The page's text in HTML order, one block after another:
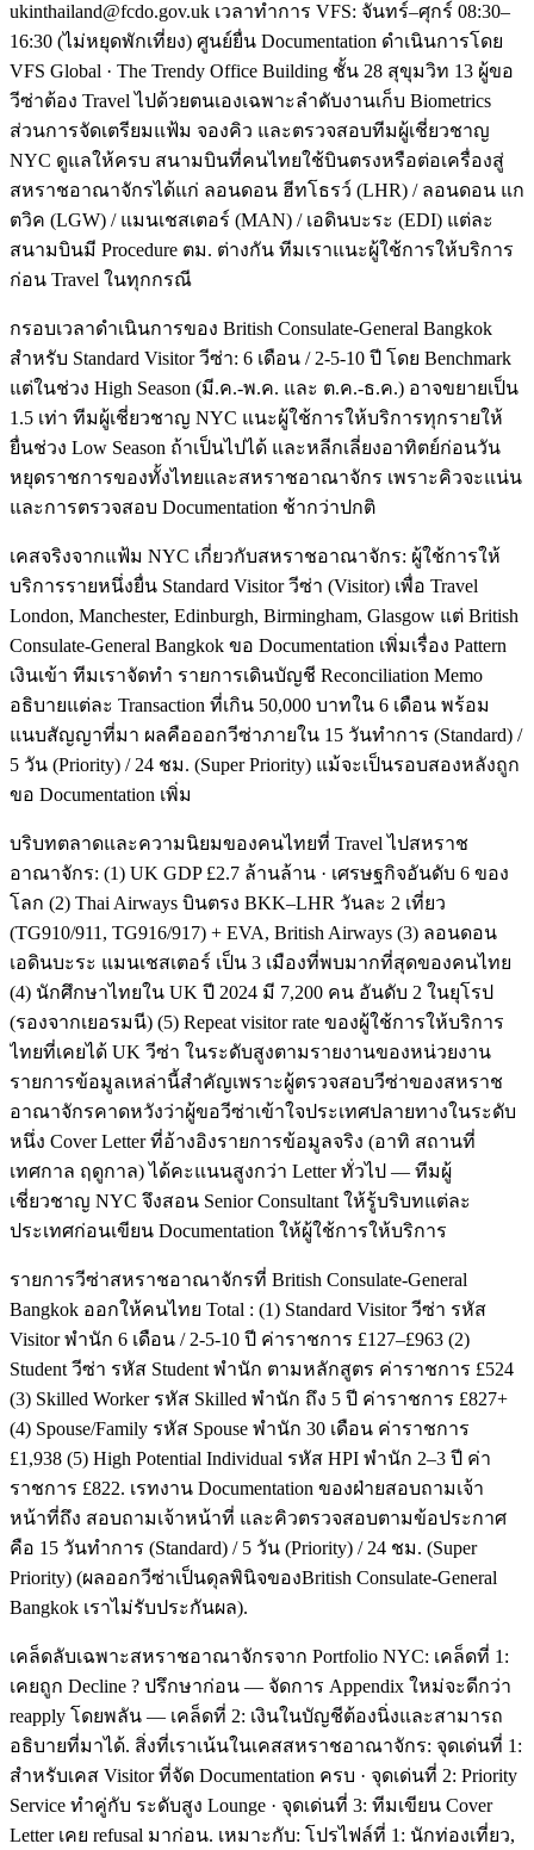
ukinthailand@fcdo.gov.uk เวลาทำการ VFS: จันทร์–ศุกร์ 08:30–
16:30 (ไม่หยุดพักเที่ยง) ศูนย์ยื่น Documentation ดำเนินการโดย
VFS Global · The Trendy Office Building ชั้น 28 สุขุมวิท 13 ผู้ขอ
วีซ่าต้อง Travel ไปด้วยตนเองเฉพาะลำดับงานเก็บ Biometrics
ส่วนการจัดเตรียมแฟ้ม จองคิว และตรวจสอบทีมผู้เชี่ยวชาญ
NYC ดูแลให้ครบ สนามบินที่คนไทยใช้บินตรงหรือต่อเครื่องสู่
สหราชอาณาจักรได้แก่ ลอนดอน ฮีทโธรว์ (LHR) / ลอนดอน แก
ตวิค (LGW) / แมนเชสเตอร์ (MAN) / เอดินบะระ (EDI) แต่ละ
สนามบินมี Procedure ตม. ต่างกัน ทีมเราแนะผู้ใช้การให้บริการ
ก่อน Travel ในทุกกรณี
กรอบเวลาดำเนินการของ British Consulate-General Bangkok
สำหรับ Standard Visitor วีซ่า: 6 เดือน / 2-5-10 ปี โดย Benchmark
แต่ในช่วง High Season (มี.ค.-พ.ค. และ ต.ค.-ธ.ค.) อาจขยายเป็น
1.5 เท่า ทีมผู้เชี่ยวชาญ NYC แนะผู้ใช้การให้บริการทุกรายให้
ยื่นช่วง Low Season ถ้าเป็นไปได้ และหลีกเลี่ยงอาทิตย์ก่อนวัน
หยุดราชการของทั้งไทยและสหราชอาณาจักร เพราะคิวจะแน่น
และการตรวจสอบ Documentation ช้ากว่าปกติ
เคสจริงจากแฟ้ม NYC เกี่ยวกับสหราชอาณาจักร: ผู้ใช้การให้
บริการรายหนึ่งยื่น Standard Visitor วีซ่า (Visitor) เพื่อ Travel
London, Manchester, Edinburgh, Birmingham, Glasgow แต่ British
Consulate-General Bangkok ขอ Documentation เพิ่มเรื่อง Pattern
เงินเข้า ทีมเราจัดทำ รายการเดินบัญชี Reconciliation Memo
อธิบายแต่ละ Transaction ที่เกิน 50,000 บาทใน 6 เดือน พร้อม
แนบสัญญาที่มา ผลคือออกวีซ่าภายใน 15 วันทำการ (Standard) /
5 วัน (Priority) / 24 ชม. (Super Priority) แม้จะเป็นรอบสองหลังถูก
ขอ Documentation เพิ่ม
บริบทตลาดและความนิยมของคนไทยที่ Travel ไปสหราช
อาณาจักร: (1) UK GDP £2.7 ล้านล้าน · เศรษฐกิจอันดับ 6 ของ
โลก (2) Thai Airways บินตรง BKK–LHR วันละ 2 เที่ยว
(TG910/911, TG916/917) + EVA, British Airways (3) ลอนดอน
เอดินบะระ แมนเชสเตอร์ เป็น 3 เมืองที่พบมากที่สุดของคนไทย
(4) นักศึกษาไทยใน UK ปี 2024 มี 7,200 คน อันดับ 2 ในยุโรป
(รองจากเยอรมนี) (5) Repeat visitor rate ของผู้ใช้การให้บริการ
ไทยที่เคยได้ UK วีซ่า ในระดับสูงตามรายงานของหน่วยงาน
รายการข้อมูลเหล่านี้สำคัญเพราะผู้ตรวจสอบวีซ่าของสหราช
อาณาจักรคาดหวังว่าผู้ขอวีซ่าเข้าใจประเทศปลายทางในระดับ
หนึ่ง Cover Letter ที่อ้างอิงรายการข้อมูลจริง (อาทิ สถานที่
เทศกาล ฤดูกาล) ได้คะแนนสูงกว่า Letter ทั่วไป — ทีมผู้
เชี่ยวชาญ NYC จึงสอน Senior Consultant ให้รู้บริบทแต่ละ
ประเทศก่อนเขียน Documentation ให้ผู้ใช้การให้บริการ
รายการวีซ่าสหราชอาณาจักรที่ British Consulate-General
Bangkok ออกให้คนไทย Total : (1) Standard Visitor วีซ่า รหัส
Visitor พำนัก 6 เดือน / 2-5-10 ปี ค่าราชการ £127–£963 (2)
Student วีซ่า รหัส Student พำนัก ตามหลักสูตร ค่าราชการ £524
(3) Skilled Worker รหัส Skilled พำนัก ถึง 5 ปี ค่าราชการ £827+
(4) Spouse/Family รหัส Spouse พำนัก 30 เดือน ค่าราชการ
£1,938 (5) High Potential Individual รหัส HPI พำนัก 2–3 ปี ค่า
ราชการ £822. เรทงาน Documentation ของฝ่ายสอบถามเจ้า
หน้าที่ถึง สอบถามเจ้าหน้าที่ และคิวตรวจสอบตามข้อประกาศ
คือ 15 วันทำการ (Standard) / 5 วัน (Priority) / 24 ชม. (Super
Priority) (ผลออกวีซ่าเป็นดุลพินิจของBritish Consulate-General
Bangkok เราไม่รับประกันผล).
เคล็ดลับเฉพาะสหราชอาณาจักรจาก Portfolio NYC: เคล็ดที่ 1:
เคยถูก Decline ? ปรึกษาก่อน — จัดการ Appendix ใหม่จะดีกว่า
reapply โดยพลัน — เคล็ดที่ 2: เงินในบัญชีต้องนิ่งและสามารถ
อธิบายที่มาได้. สิ่งที่เราเน้นในเคสสหราชอาณาจักร: จุดเด่นที่ 1:
สำหรับเคส Visitor ที่จัด Documentation ครบ · จุดเด่นที่ 2: Priority
Service ทำคู่กับ ระดับสูง Lounge · จุดเด่นที่ 3: ทีมเขียน Cover
Letter เคย refusal มาก่อน. เหมาะกับ: โปรไฟล์ที่ 1: นักท่องเที่ยว,